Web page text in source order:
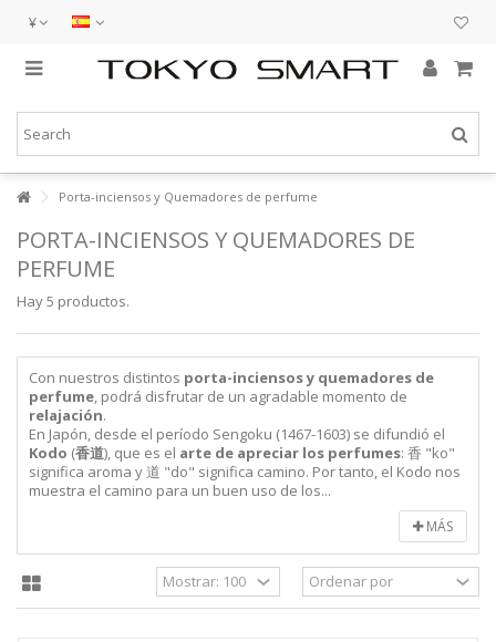
¥
Porta-inciensos y Quemadores de perfume
PORTA-INCIENSOS Y QUEMADORES DE
PERFUME
Hay 5 productos.
Con nuestros distintos porta-inciensos y quemadores de
perfume, podrá disfrutar de un agradable momento de
relajación.
En Japón, desde el período Sengoku (1467-1603) se difundió el
Kodo (香道), que es el arte de apreciar los perfumes: 香 "ko"
significa aroma y 道 "do" significa camino. Por tanto, el Kodo nos
muestra el camino para un buen uso de los...
MÁS